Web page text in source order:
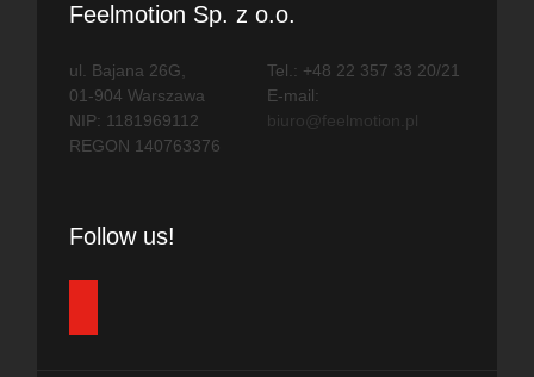
Feelmotion Sp. z o.o.
ul. Bajana 26G,
01-904 Warszawa
NIP: 1181969112
REGON 140763376
Tel.: +48 22 357 33 20/21
E-mail:
biuro@feelmotion.pl
Follow us!